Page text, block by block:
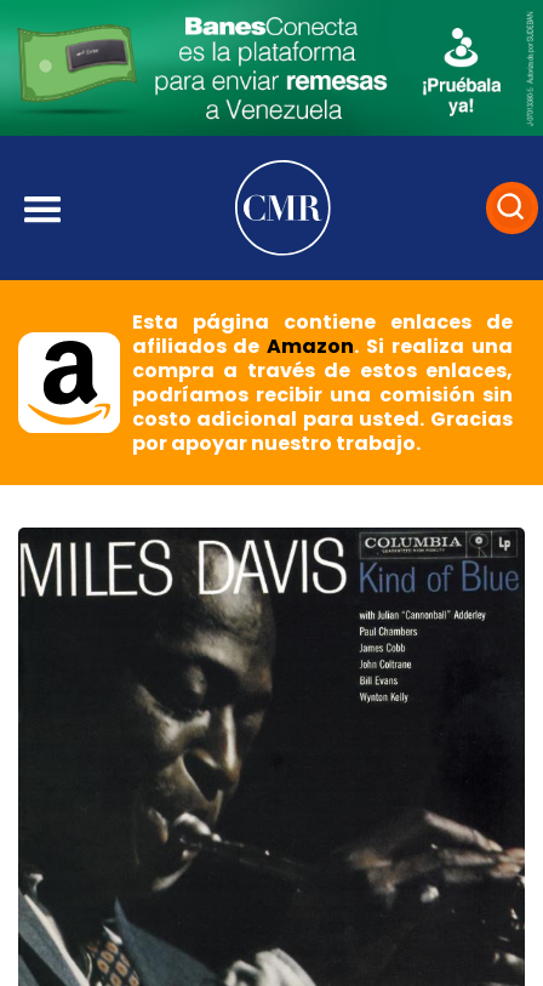
Esta página contiene enlaces de
afiliados deAmazon. Si realiza una
compra a través de estos enlaces,
podríamos recibir una comisión sin
costo adicional para usted. Gracias
por apoyar nuestro trabajo.